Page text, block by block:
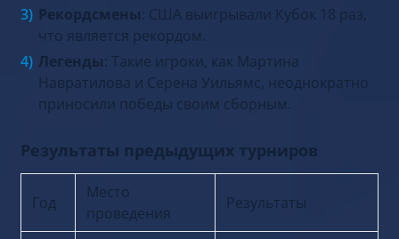
Рекордсмены: США выигрывали Кубок 18 раз,
что является рекордом.
Легенды: Такие игроки, как Мартина
Навратилова и Серена Уильямс, неоднократно
приносили победы своим сборным.
Результаты предыдущих турниров
Год
Место
проведения
Результаты